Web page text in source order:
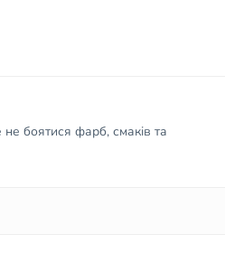
боятися фарб, смаків та